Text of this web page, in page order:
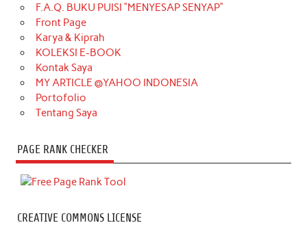
F.A.Q. BUKU PUISI “MENYESAP SENYAP”
Front Page
Karya & Kiprah
KOLEKSI E-BOOK
Kontak Saya
MY ARTICLE @YAHOO INDONESIA
Portofolio
Tentang Saya
PAGE RANK CHECKER
CREATIVE COMMONS LICENSE